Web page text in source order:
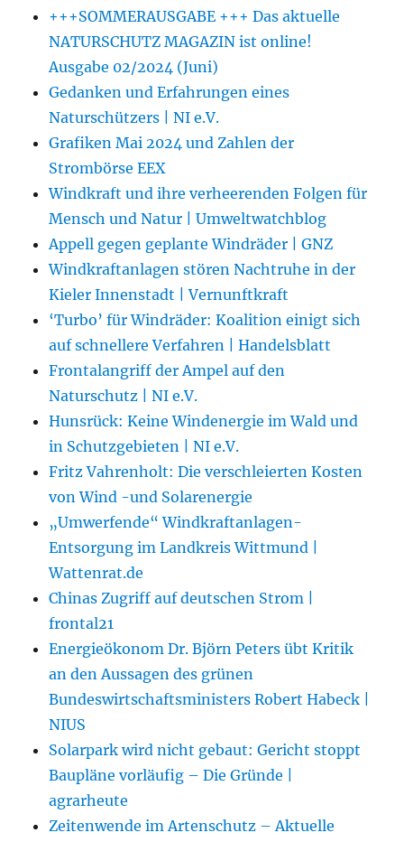
+++SOMMERAUSGABE +++ Das aktuelle
NATURSCHUTZ MAGAZIN ist online!
Ausgabe 02/2024 (Juni)
Gedanken und Erfahrungen eines
Naturschützers | NI e.V.
Grafiken Mai 2024 und Zahlen der
Strombörse EEX
Windkraft und ihre verheerenden Folgen für
Mensch und Natur | Umweltwatchblog
Appell gegen geplante Windräder | GNZ
Windkraftanlagen stören Nachtruhe in der
Kieler Innenstadt | Vernunftkraft
‘Turbo’ für Windräder: Koalition einigt sich
auf schnellere Verfahren | Handelsblatt
Frontalangriff der Ampel auf den
Naturschutz | NI e.V.
Hunsrück: Keine Windenergie im Wald und
in Schutzgebieten | NI e.V.
Fritz Vahrenholt: Die verschleierten Kosten
von Wind -und Solarenergie
„Umwerfende“ Windkraftanlagen-
Entsorgung im Landkreis Wittmund |
Wattenrat.de
Chinas Zugriff auf deutschen Strom |
frontal21
Energieökonom Dr. Björn Peters übt Kritik
an den Aussagen des grünen
Bundeswirtschaftsministers Robert Habeck |
NIUS
Solarpark wird nicht gebaut: Gericht stoppt
Baupläne vorläufig – Die Gründe |
agrarheute
Zeitenwende im Artenschutz – Aktuelle